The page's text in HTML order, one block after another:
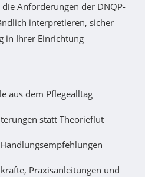
Anforderungen der DNQP-
interpretieren, sicher
in Ihrer Einrichtung
aus dem Pflegealltag
statt Theorieflut
Praxisanleitungen und